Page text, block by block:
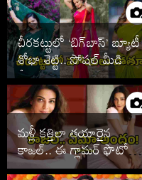
చీరకట్టులో ‘బిగ్‌బాస్’ బ్యూటీ
శోభా శెట్టి.. సోషల్ మీడియా
షేక్!
మళ్లీ కత్తిలా తయారైన
కాజల్.. ఈ గ్లామర్ ఫొటోలు
చూశారా!